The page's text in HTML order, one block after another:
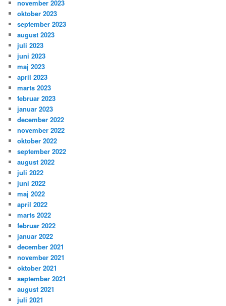
november 2023
oktober 2023
september 2023
august 2023
juli 2023
juni 2023
maj 2023
april 2023
marts 2023
februar 2023
januar 2023
december 2022
november 2022
oktober 2022
september 2022
august 2022
juli 2022
juni 2022
maj 2022
april 2022
marts 2022
februar 2022
januar 2022
december 2021
november 2021
oktober 2021
september 2021
august 2021
juli 2021